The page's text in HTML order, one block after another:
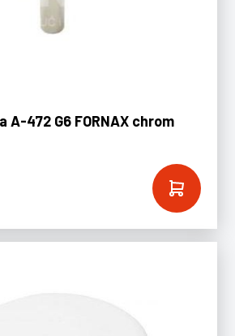
A-472 G6 FORNAX chrom